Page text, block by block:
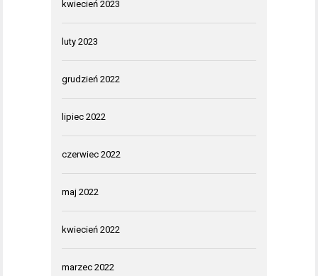
kwiecień 2023
luty 2023
grudzień 2022
lipiec 2022
czerwiec 2022
maj 2022
kwiecień 2022
marzec 2022